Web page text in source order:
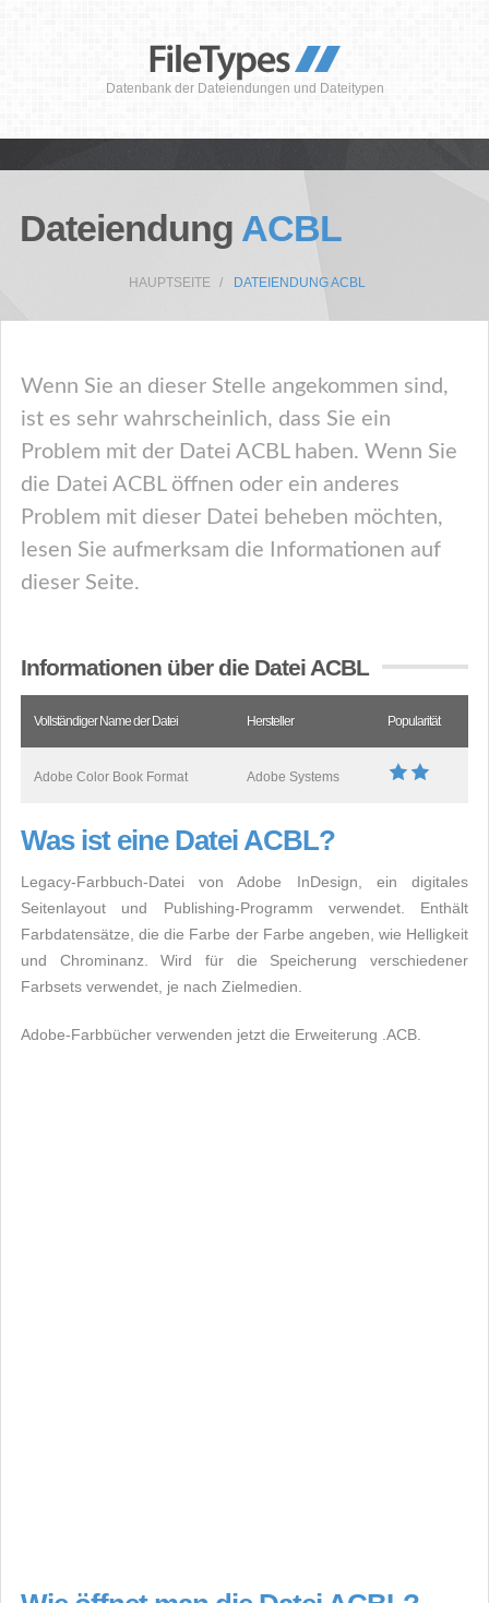
Datenbank der Dateiendungen und Dateitypen
Dateiendung ACBL
HAUPTSEITE DATEIENDUNG ACBL
Wenn Sie an dieser Stelle angekommen sind,
ist es sehr wahrscheinlich, dass Sie ein
Problem mit der Datei ACBL haben. Wenn Sie
die Datei ACBL öffnen oder ein anderes
Problem mit dieser Datei beheben möchten,
lesen Sie aufmerksam die Informationen auf
dieser Seite.
Informationen über die Datei ACBL
Vollständiger Name der Datei Hersteller Popularität
Adobe Color Book Format Adobe Systems
Was ist eine Datei ACBL?
Legacy-Farbbuch-Datei von Adobe InDesign, ein digitales
Seitenlayout und Publishing-Programm verwendet. Enthält
Farbdatensätze, die die Farbe der Farbe angeben, wie Helligkeit
und Chrominanz. Wird für die Speicherung verschiedener
Farbsets verwendet, je nach Zielmedien.
Adobe-Farbbücher verwenden jetzt die Erweiterung .ACB.